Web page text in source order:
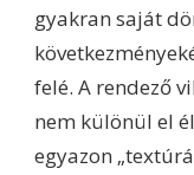
gyakran saját
felé. A rendező
nem különül el
egyazon